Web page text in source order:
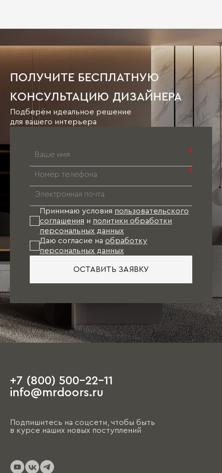
ПОЛУЧИТЕ БЕСПЛАТНУЮ
КОНСУЛЬТАЦИЮ ДИЗАЙНЕРА
Подберём идеальное решение
для вашего интерьера
*
*
Принимаю условия пользовательского
соглашения и политики обработки
персональных данных
Даю согласие на обработку
персональных данных
ОСТАВИТЬ ЗАЯВКУ
+7 (800) 500-22-11
info@mrdoors.ru
Подпишитесь на соцсети, чтобы быть
в курсе наших новых поступлений